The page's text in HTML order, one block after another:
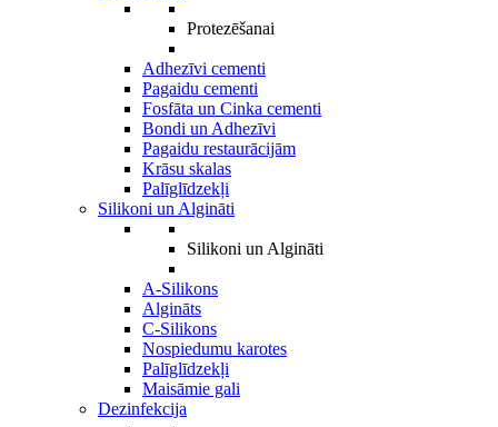
Protezēšanai
Adhezīvi cementi
Pagaidu cementi
Fosfāta un Cinka cementi
Bondi un Adhezīvi
Pagaidu restaurācijām
Krāsu skalas
Palīglīdzekļi
Silikoni un Algināti
Silikoni un Algināti
A-Silikons
Algināts
C-Silikons
Nospiedumu karotes
Palīglīdzekļi
Maisāmie gali
Dezinfekcija